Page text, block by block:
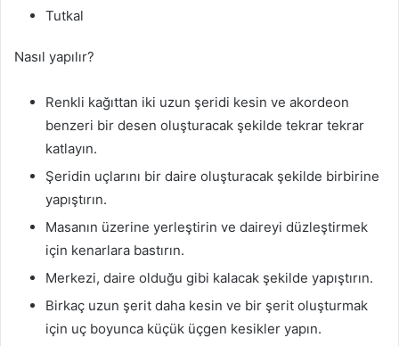
Tutkal
Nasıl yapılır?
Renkli kağıttan iki uzun şeridi kesin ve akordeon
benzeri bir desen oluşturacak şekilde tekrar tekrar
katlayın.
Şeridin uçlarını bir daire oluşturacak şekilde birbirine
yapıştırın.
Masanın üzerine yerleştirin ve daireyi düzleştirmek
için kenarlara bastırın.
Merkezi, daire olduğu gibi kalacak şekilde yapıştırın.
Birkaç uzun şerit daha kesin ve bir şerit oluşturmak
için uç boyunca küçük üçgen kesikler yapın.